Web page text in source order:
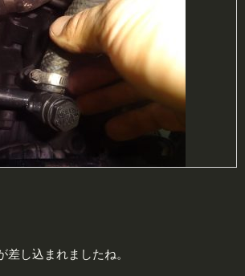
差し込まれましたね。